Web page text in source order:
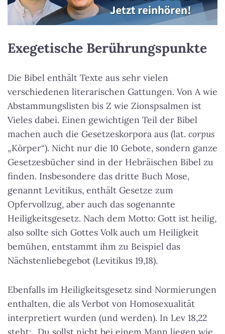
Exegetische Berührungspunkte
Die Bibel enthält Texte aus sehr vielen
verschiedenen literarischen Gattungen. Von A wie
Abstammungslisten bis Z wie Zionspsalmen ist
Vieles dabei. Einen gewichtigen Teil der Bibel
machen auch die Gesetzeskorpora aus (lat. corpus
„Körper“). Nicht nur die 10 Gebote, sondern ganze
Gesetzesbücher sind in der Hebräischen Bibel zu
finden. Insbesondere das dritte Buch Mose,
genannt Levitikus, enthält Gesetze zum
Opfervollzug, aber auch das sogenannte
Heiligkeitsgesetz. Nach dem Motto: Gott ist heilig,
also sollte sich Gottes Volk auch um Heiligkeit
bemühen, entstammt ihm zu Beispiel das
Nächstenliebegebot (Levitikus 19,18).
Ebenfalls im Heiligkeitsgesetz sind Normierungen
enthalten, die als Verbot von Homosexualität
interpretiert wurden (und werden). In Lev 18,22